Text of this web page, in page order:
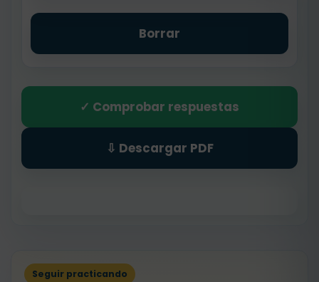
Borrar
✓ Comprobar respuestas
⇩ Descargar PDF
Seguir practicando